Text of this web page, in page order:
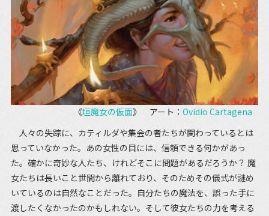
《垣魔女の仮面》 アート： Ovidio Cartagena
人々の失踪に、カティルダや集会の者たちが関わっているとは
思っていなかった。あの女性の目には、信頼できる何かがあっ
た。確かに奇妙な人たち、けれどそこに問題があるだろうか？ 魔
女たちは長いこと世間から離れており、そのためその儀式が謎め
いているのは自然なことだった。自分たちの魔法を、誤った手に
渡したくなかったのかもしれない。そして彼女たちの力を考える